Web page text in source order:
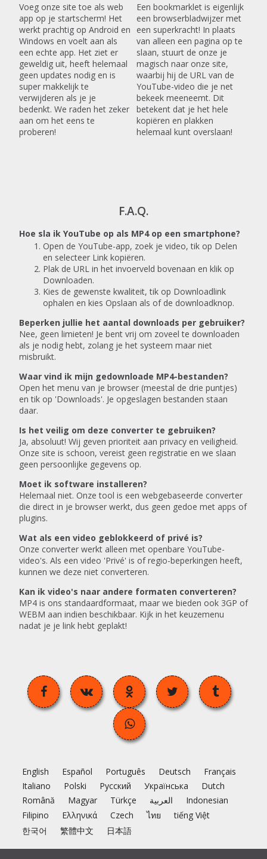
Voeg onze site toe als web
app op je startscherm! Het
werkt prachtig op Android en
Windows en voelt aan als
een echte app. Het ziet er
geweldig uit, heeft helemaal
geen updates nodig en is
super makkelijk te
verwijderen als je je
bedenkt. We raden het zeker
aan om het eens te
proberen!
Een bookmarklet is eigenlijk
een browserbladwijzer met
een superkracht! In plaats
van alleen een pagina op te
slaan, stuurt de onze je
magisch naar onze site,
waarbij hij de URL van de
YouTube-video die je net
bekeek meeneemt. Dit
betekent dat je het hele
kopiëren en plakken
helemaal kunt overslaan!
F.A.Q.
Hoe sla ik YouTube op als MP4 op een smartphone?
Open de YouTube-app, zoek je video, tik op Delen
en selecteer Link kopiëren.
Plak de URL in het invoerveld bovenaan en klik op
Downloaden.
Kies de gewenste kwaliteit, tik op Downloadlink
ophalen en kies Opslaan als of de downloadknop.
Beperken jullie het aantal downloads per gebruiker?
Nee, geen limieten! Je bent vrij om zoveel te downloaden
als je nodig hebt, zolang je het systeem maar niet
misbruikt.
Waar vind ik mijn gedownloade MP4-bestanden?
Open het menu van je browser (meestal de drie puntjes)
en tik op 'Downloads'. Je opgeslagen bestanden staan
daar.
Is het veilig om deze converter te gebruiken?
Ja, absoluut! Wij geven prioriteit aan privacy en veiligheid.
Onze site is schoon, vereist geen registratie en we slaan
geen persoonlijke gegevens op.
Moet ik software installeren?
Helemaal niet. Onze tool is een webgebaseerde converter
die direct in je browser werkt, dus geen gedoe met apps of
plugins.
Wat als een video geblokkeerd of privé is?
Onze converter werkt alleen met openbare YouTube-
video's. Als een video 'Privé' is of regio-beperkingen heeft,
kunnen we deze niet converteren.
Kan ik video's naar andere formaten converteren?
MP4 is ons standaardformaat, maar we bieden ook 3GP of
WEBM aan indien beschikbaar. Kijk in het keuzemenu
nadat je je link hebt geplakt!
English Español Português Deutsch
Français
Italiano
Polski Русский Українська
Dutch
Română
Magyar Türkçe العربية
Indonesian
Filipino
Ελληνικά Czech ไทย
tiếng Việt
한국어
繁體中文 日本語